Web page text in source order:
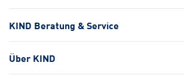
KIND Beratung & Service
Über KIND